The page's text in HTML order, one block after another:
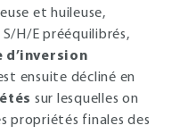
et huileuse,
H/E prééquilibrés,
ensuite décliné en
sur lesquelles on
propriétés finales des